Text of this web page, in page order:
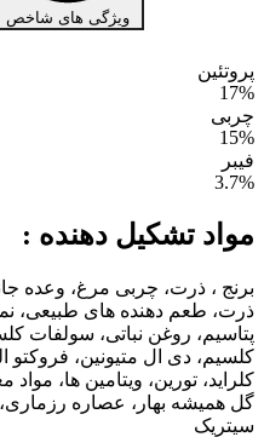
ویژگی های شاخص
پروتئین
17%
چربی
15%
فیبر
3.7%
مواد تشکیل دهنده :
برنج ، ذرت، چربی مرغ، وعده
ذرت، طعم دهنده های طبیعی،
پتاسیم، روغن نباتی، سولفات
کلسیم، دی ال متیونین، فروکتو
کلراید، تورین، ویتامین ها،
گل همیشه بهار، عصاره
سیتریک